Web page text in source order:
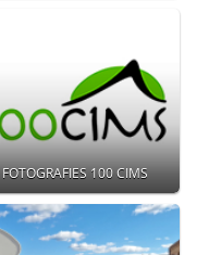
FOTOGRAFIES 100 CIMS